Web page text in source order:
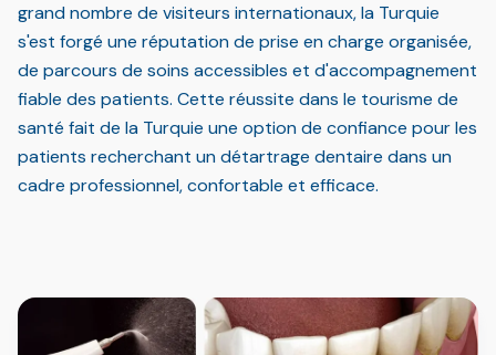
grand nombre de visiteurs internationaux, la Turquie
s'est forgé une réputation de prise en charge organisée,
de parcours de soins accessibles et d'accompagnement
fiable des patients. Cette réussite dans le tourisme de
santé fait de la Turquie une option de confiance pour les
patients recherchant un détartrage dentaire dans un
cadre professionnel, confortable et efficace.